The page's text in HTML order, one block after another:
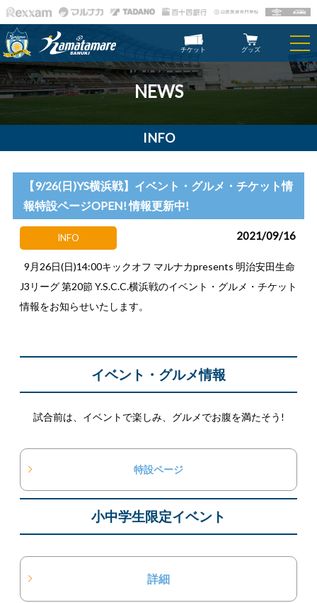
チケット グッズ
NEWS
INFO
【9/26(日)YS横浜戦】イベント・グルメ・チケット情
報特設ページOPEN! 情報更新中!
INFO 2021/09/16
9月26日(日)14:00キックオフ マルナカpresents 明治安田生命
J3リーグ 第20節 Y.S.C.C.横浜戦のイベント・グルメ・チケット
情報をお知らせいたします。
イベント・グルメ情報
試合前は、イベントで楽しみ、グルメでお腹を満たそう!
特設ページ
小中学生限定イベント
詳細